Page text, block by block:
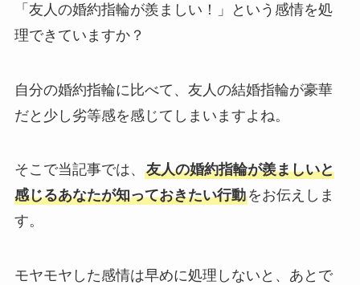
「友人の婚約指輪が羨ましい！」という感情を処
理できていますか？
自分の婚約指輪に比べて、友人の結婚指輪が豪華
だと少し劣等感を感じてしまいますよね。
そこで当記事では、 友人の婚約指輪が羨ましいと
感じるあなたが知っておきたい行動をお伝えしま
す。
モヤモヤした感情は早めに処理しないと、あとで